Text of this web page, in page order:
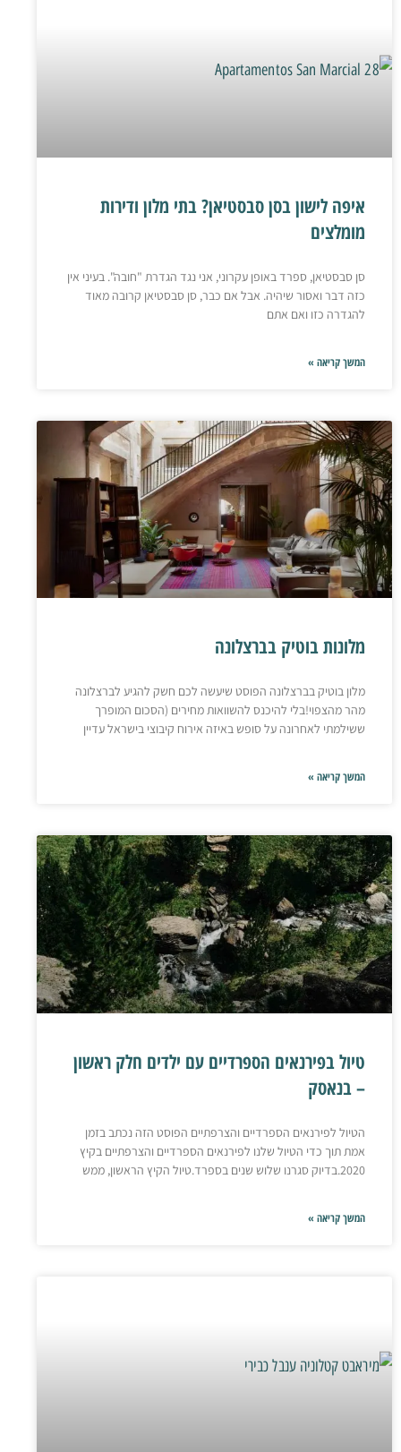
איפה לישון בסן סבסטיאן? בתי מלון ודירות
מומלצים
סן סבסטיאן, ספרד באופן עקרוני, אני נגד הגדרת "חובה". בעיני אין
כזה דבר ואסור שיהיה. אבל אם כבר, סן סבסטיאן קרובה מאוד
להגדרה כזו ואם אתם
המשך קריאה »
מלונות בוטיק בברצלונה
מלון בוטיק בברצלונה הפוסט שיעשה לכם חשק להגיע לברצלונה
מהר מהצפוי!בלי להיכנס להשוואות מחירים (הסכום המופרך
ששילמתי לאחרונה על סופש באיזה אירוח קיבוצי בישראל עדיין
המשך קריאה »
טיול בפירנאים הספרדיים עם ילדים חלק ראשון
– בנאסק
הטיול לפירנאים הספרדיים והצרפתיים הפוסט הזה נכתב בזמן
אמת תוך כדי הטיול שלנו לפירנאים הספרדיים והצרפתיים בקיץ
2020.בדיוק סגרנו שלוש שנים בספרד.טיול הקיץ הראשון, ממש
המשך קריאה »